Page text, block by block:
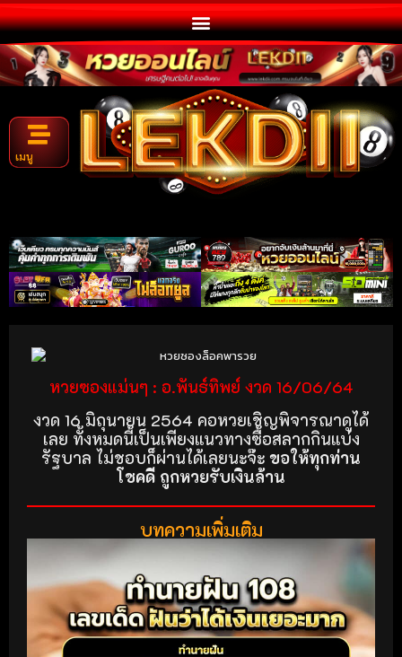
เมนู
หวยซองแม่นๆ : อ.พันธ์ทิพย์ งวด 16/06/64
งวด 16 มิถุนายน 2564 คอหวยเชิญพิจารณาดูได้
เลย ทั้งหมดนี้เป็นเพียงแนวทางซื้อสลากกินแบ่ง
รัฐบาล ไม่ชอบก็ผ่านได้เลยนะจ๊ะ ขอให้ทุกท่าน
โชคดี ถูกหวยรับเงินล้าน
บทความเพิ่มเติม